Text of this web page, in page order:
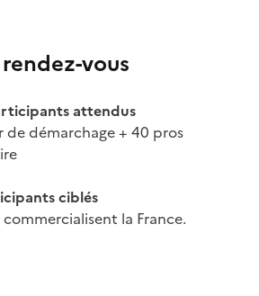
vous
attendus
de démarchage + 40 pros
ciblés
la France​.